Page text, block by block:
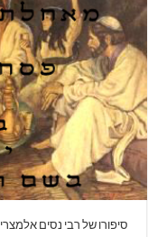
סיפורו של רבי נסים אלמצרי